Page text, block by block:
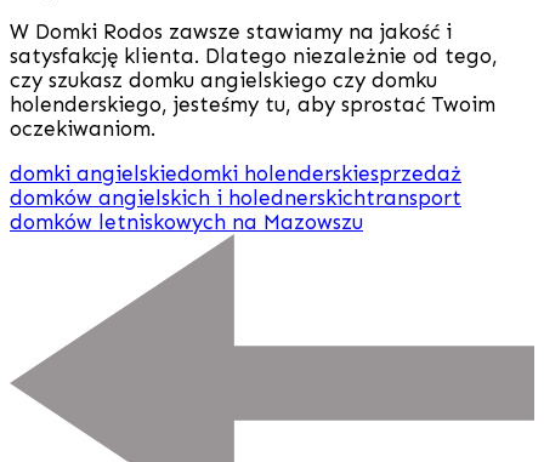
W Domki Rodos zawsze stawiamy na jakość i
satysfakcję klienta. Dlatego niezależnie od tego,
czy szukasz domku angielskiego czy domku
holenderskiego, jesteśmy tu, aby sprostać Twoim
oczekiwaniom.
domki angielskiedomki holenderskiesprzedaż
domków angielskich i holednerskichtransport
domków letniskowych na Mazowszu